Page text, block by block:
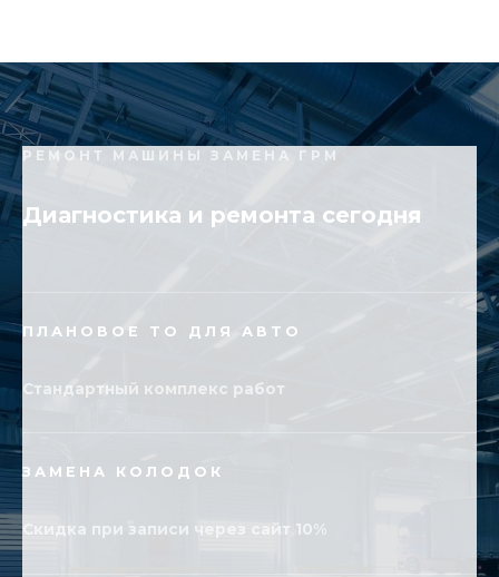
РЕМОНТ МАШИНЫ ЗАМЕНА ГРМ
Диагностика и ремонта сегодня
ПЛАНОВОЕ ТО ДЛЯ АВТО
Стандартный комплекс работ
ЗАМЕНА КОЛОДОК
Скидка при записи через сайт 10%